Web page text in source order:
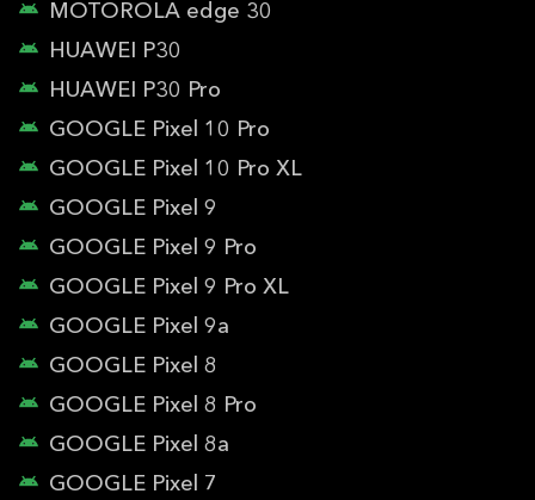
MOTOROLA edge 30
HUAWEI P30
HUAWEI P30 Pro
GOOGLE Pixel 10 Pro
GOOGLE Pixel 10 Pro XL
GOOGLE Pixel 9
GOOGLE Pixel 9 Pro
GOOGLE Pixel 9 Pro XL
GOOGLE Pixel 9a
GOOGLE Pixel 8
GOOGLE Pixel 8 Pro
GOOGLE Pixel 8a
GOOGLE Pixel 7